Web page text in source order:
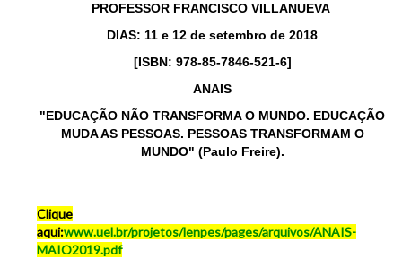
PROFESSOR FRANCISCO VILLANUEVA
DIAS: 11 e 12 de setembro de 2018
[ISBN: 978-85-7846-521-6]
ANAIS
"EDUCAÇÃO NÃO TRANSFORMA O MUNDO. EDUCAÇÃO
MUDA AS PESSOAS. PESSOAS TRANSFORMAM O
MUNDO" (Paulo Freire).
Clique
aqui:www.uel.br/projetos/lenpes/pages/arquivos/ANAIS-
MAIO2019.pdf